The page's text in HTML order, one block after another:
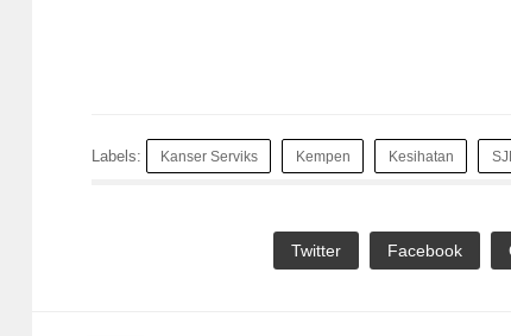
Labels: Kanser Serviks Kempen Kesihatan
Twitter Facebook